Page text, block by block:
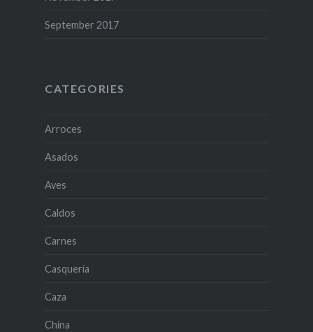
September 2017
CATEGORIES
Arroces
Asados
Aves
Caldos
Carnes
Casquería
Caza
China